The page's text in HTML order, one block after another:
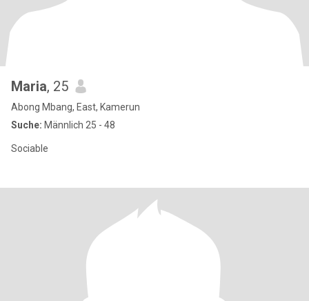
Maria, 25
Abong Mbang, East, Kamerun
Suche: Männlich 25 - 48
Sociable